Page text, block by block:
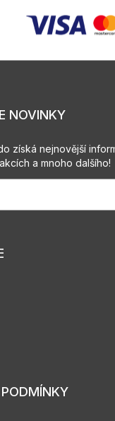
NOVINKY
získá nejnovější
a mnoho dalšího!